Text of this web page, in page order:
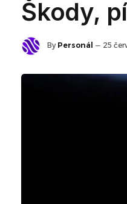
Škody,
By Personál 25